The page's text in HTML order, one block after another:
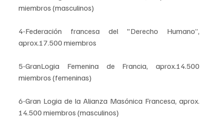
miembros (masculinos)
4-Federación francesa del "Derecho Humano”,
aprox.17.500 miembros
5-GranLogia Femenina de Francia, aprox.14.500
miembros (femeninas)
6-Gran Logia de la Alianza Masónica Francesa, aprox.
14.500 miembros (masculinos)